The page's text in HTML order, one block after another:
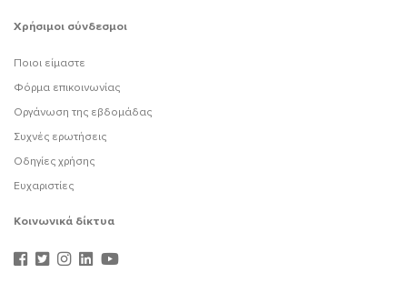
Χρήσιμοι σύνδεσμοι
Ποιοι είμαστε
Φόρμα επικοινωνίας
Οργάνωση της εβδομάδας
Συχνές ερωτήσεις
Οδηγίες χρήσης
Ευχαριστίες
Κοινωνικά δίκτυα